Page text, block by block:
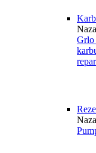
Grlo